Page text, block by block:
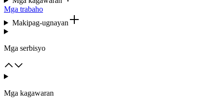
Mga trabaho
Makipag-ugnayan
Mga serbisyo
Mga kagawaran